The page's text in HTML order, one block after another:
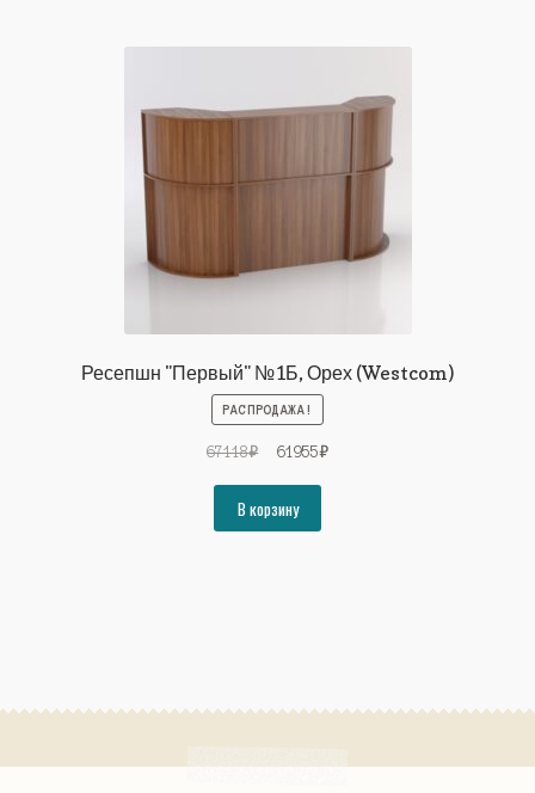
Ресепшн "Первый" №1Б, Орех (Westcom)
РАСПРОДАЖА!
67118₽
Первоначальная
составляла
67118₽.
61955₽Текущая
В корзину